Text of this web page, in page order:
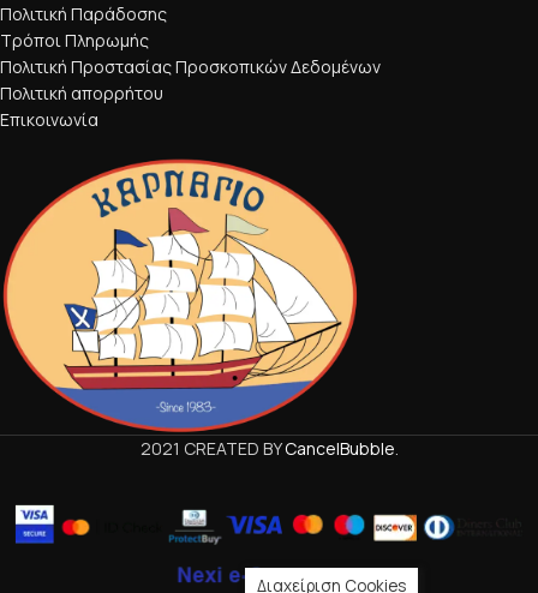
Πολιτική Παράδοσης
Τρόποι Πληρωμής
Πολιτική Προστασίας Προσκοπικών Δεδομένων
Πολιτική απορρήτου
Επικοινωνία
2021 CREATED BYCancelBubble.
Διαχείριση Cookies